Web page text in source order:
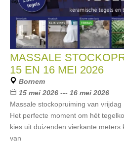
MASSALE
15 EN 16 MEI 2026
Bornem
15 mei 2026 --- 16 mei 2026
Massale stockopruiming van
Het perfecte moment om hét
kies uit duizenden vierkante meters
van